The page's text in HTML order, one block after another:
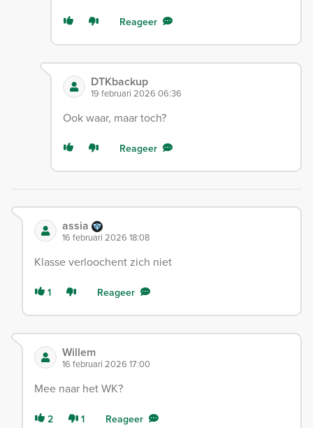
Reageer
DTKbackup
19 februari 2026 06:36
Ook waar, maar toch?
Reageer
assia
16 februari 2026 18:08
Klasse verloochent zich niet
1 Reageer
Willem
16 februari 2026 17:00
Mee naar het WK?
2 1 Reageer